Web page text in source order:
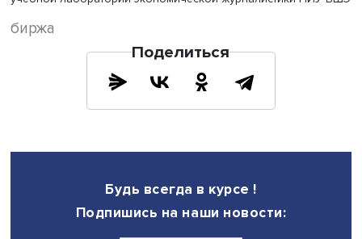
В то же время кризисные и санкционные явления
перед Мосбиржей новые перспективы:
Нет содержимого